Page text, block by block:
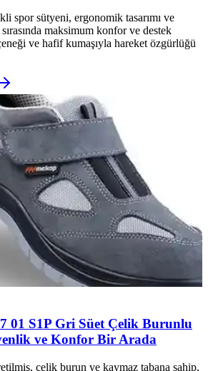
spor sütyeni, ergonomik tasarımı ve
maksimum konfor ve destek
ve hafif kumaşıyla hareket özgürlüğü
01 S1P Gri Süet Çelik Burunlu
ve Konfor Bir Arada
çelik burun ve kaymaz tabana sahip,